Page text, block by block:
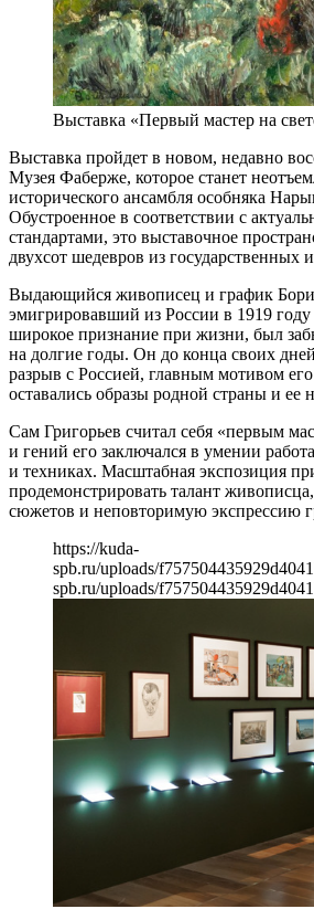
Выставка «Первый мастер на
Выставка пройдет в новом, недавно
Музея Фаберже, которое станет
исторического ансамбля особняка
Обустроенное в соответствии с
стандартами, это выставочное
двухсот шедевров из государственных
Выдающийся живописец и график
эмигрировавший из России в 1919
широкое признание при жизни, был
на долгие годы. Он до конца своих
разрыв с Россией, главным мотивом его
оставались образы родной страны и ее
Сам Григорьев считал себя «первым
и гений его заключался в умении
и техниках. Масштабная экспозиция
продемонстрировать талант
сюжетов и неповторимую экспрессию
https://kuda-
spb.ru/uploads/
spb.ru/uploads/